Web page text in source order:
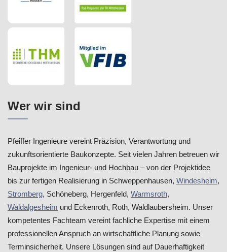
Wer wir sind
Pfeiffer Ingenieure vereint Präzision, Verantwortung und
zukunftsorientierte Baukonzepte. Seit vielen Jahren betreuen wir
Bauprojekte im Ingenieur- und Hochbau – von der Projektidee
bis zur fertigen Realisierung in Schweppenhausen, Windesheim,
Stromberg, Schöneberg, Hergenfeld, Warmsroth,
Waldalgesheim und Eckenroth, Roth, Waldlaubersheim. Unser
kompetentes Fachteam vereint fachliche Expertise mit einem
professionellen Anspruch an wirtschaftliche Planung sowie
Terminsicherheit. Unsere Lösungen sind auf Dauerhaftigkeit